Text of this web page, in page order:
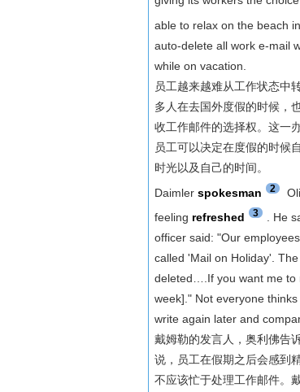
able to relax on the beach
auto-delete all work e-mail
while on vacation.
员工越来越难从工作状态中
多人在去国外度假的时候，
收工作邮件的选择权。这一
员工可以决定在度假的时候
时光以及自己的时间。
Daimlerspokesman 2
feeling refreshed 3
. He
officer said: "Our
called 'Mail on Holiday'.
deleted….If you want me to
week]." Not everyone
write again later and
戴姆勒的发言人，奥利佛告
说，员工在假期之后会感到
不应该忙于处理工作邮件。